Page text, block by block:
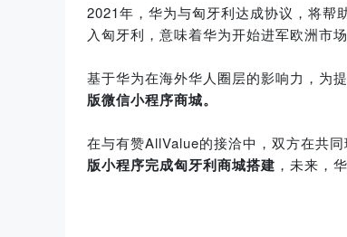
2021年，华为与匈牙利达成协议，将帮
入匈牙利，意味着华为开始进军欧洲市场
基于华为在海外华人圈层的影响力，为
版微信小程序商城。
在与有赞AllValue的接洽中，双方在共
版小程序完成匈牙利商城搭建 ，未来，